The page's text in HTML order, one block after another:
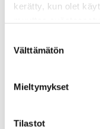
kerätty, kun olet
valinta
Välttämätön
Mieltymykset
Tilastot
Innehållstyp